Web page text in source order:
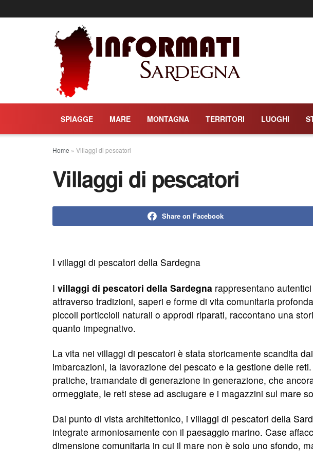
SPIAGGE MARE MONTAGNA TERRITORI LUOGHI
Home » Villaggi di pescatori
Villaggi di pescatori
Share on Facebook
I villaggi di pescatori della Sardegna
I villaggi di pescatori della Sardegna rappresentano
attraverso tradizioni, saperi e forme di vita comunitaria
piccoli porticcioli naturali o approdi riparati, raccontano una
quanto impegnativo.
La vita nei villaggi di pescatori è stata storicamente scandita dai
imbarcazioni, la lavorazione del pescato e la gestione delle
pratiche, tramandate di generazione in generazione, che
ormeggiate, le reti stese ad asciugare e i magazzini sul mare
Dal punto di vista architettonico, i villaggi di pescatori della
integrate armoniosamente con il paesaggio marino. Case
dimensione comunitaria in cui il mare non è solo uno sfondo,